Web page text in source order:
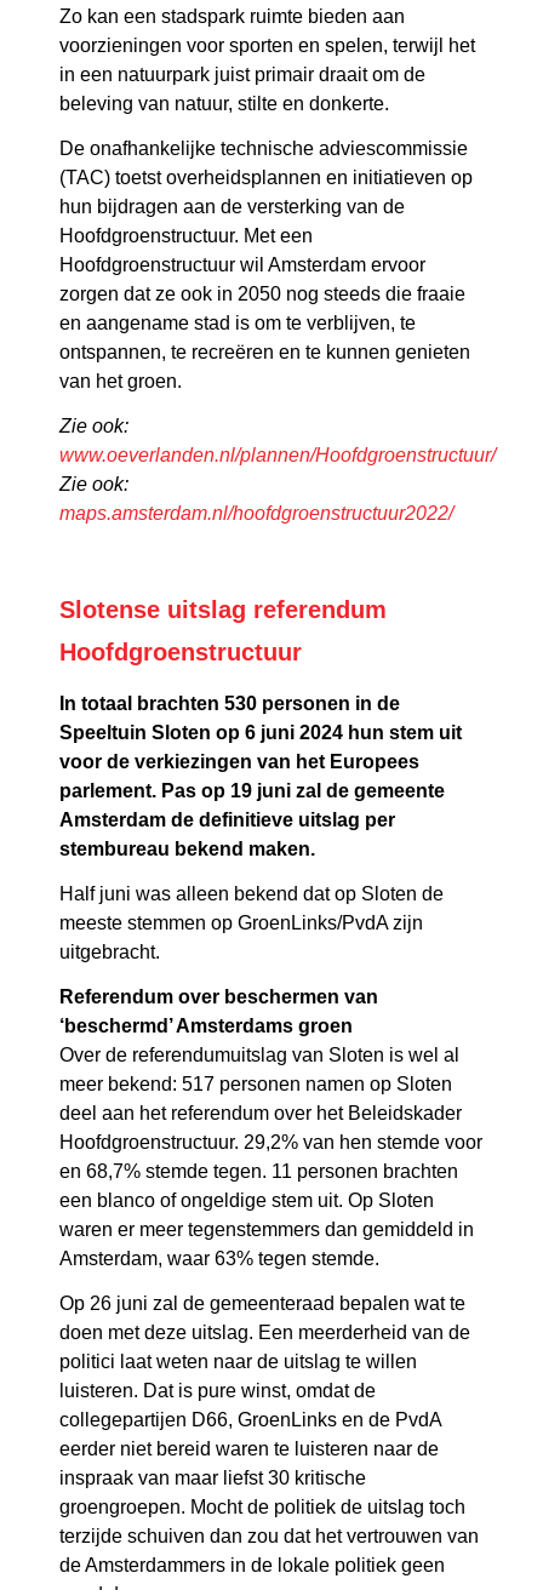
Zo kan een stadspark ruimte bieden aan
voorzieningen voor sporten en spelen, terwijl het
in een natuurpark juist primair draait om de
beleving van natuur, stilte en donkerte.
De onafhankelijke technische adviescommissie
(TAC) toetst overheidsplannen en initiatieven op
hun bijdragen aan de versterking van de
Hoofdgroenstructuur. Met een
Hoofdgroenstructuur wil Amsterdam ervoor
zorgen dat ze ook in 2050 nog steeds die fraaie
en aangename stad is om te verblijven, te
ontspannen, te recreëren en te kunnen genieten
van het groen.
Zie ook:
www.oeverlanden.nl/plannen/Hoofdgroenstructuur/
Zie ook:
maps.amsterdam.nl/hoofdgroenstructuur2022/
Slotense uitslag referendum
Hoofdgroenstructuur
In totaal brachten 530 personen in de
Speeltuin Sloten op 6 juni 2024 hun stem uit
voor de verkiezingen van het Europees
parlement. Pas op 19 juni zal de gemeente
Amsterdam de definitieve uitslag per
stembureau bekend maken.
Half juni was alleen bekend dat op Sloten de
meeste stemmen op GroenLinks/PvdA zijn
uitgebracht.
Referendum over beschermen van
‘beschermd’ Amsterdams groen
Over de referendumuitslag van Sloten is wel al
meer bekend: 517 personen namen op Sloten
deel aan het referendum over het Beleidskader
Hoofdgroenstructuur. 29,2% van hen stemde voor
en 68,7% stemde tegen. 11 personen brachten
een blanco of ongeldige stem uit. Op Sloten
waren er meer tegenstemmers dan gemiddeld in
Amsterdam, waar 63% tegen stemde.
Op 26 juni zal de gemeenteraad bepalen wat te
doen met deze uitslag. Een meerderheid van de
politici laat weten naar de uitslag te willen
luisteren. Dat is pure winst, omdat de
collegepartijen D66, GroenLinks en de PvdA
eerder niet bereid waren te luisteren naar de
inspraak van maar liefst 30 kritische
groengroepen. Mocht de politiek de uitslag toch
terzijde schuiven dan zou dat het vertrouwen van
de Amsterdammers in de lokale politiek geen